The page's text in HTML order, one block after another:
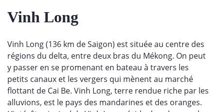
Vinh Long
Vinh Long (136 km de Saigon) est située au centre des
régions du delta, entre deux bras du Mékong. On peut
y passer en se promenant en bateau à travers les
petits canaux et les vergers qui mènent au marché
flottant de Cai Be. Vinh Long, terre rendue riche par les
alluvions, est le pays des mandarines et des oranges.